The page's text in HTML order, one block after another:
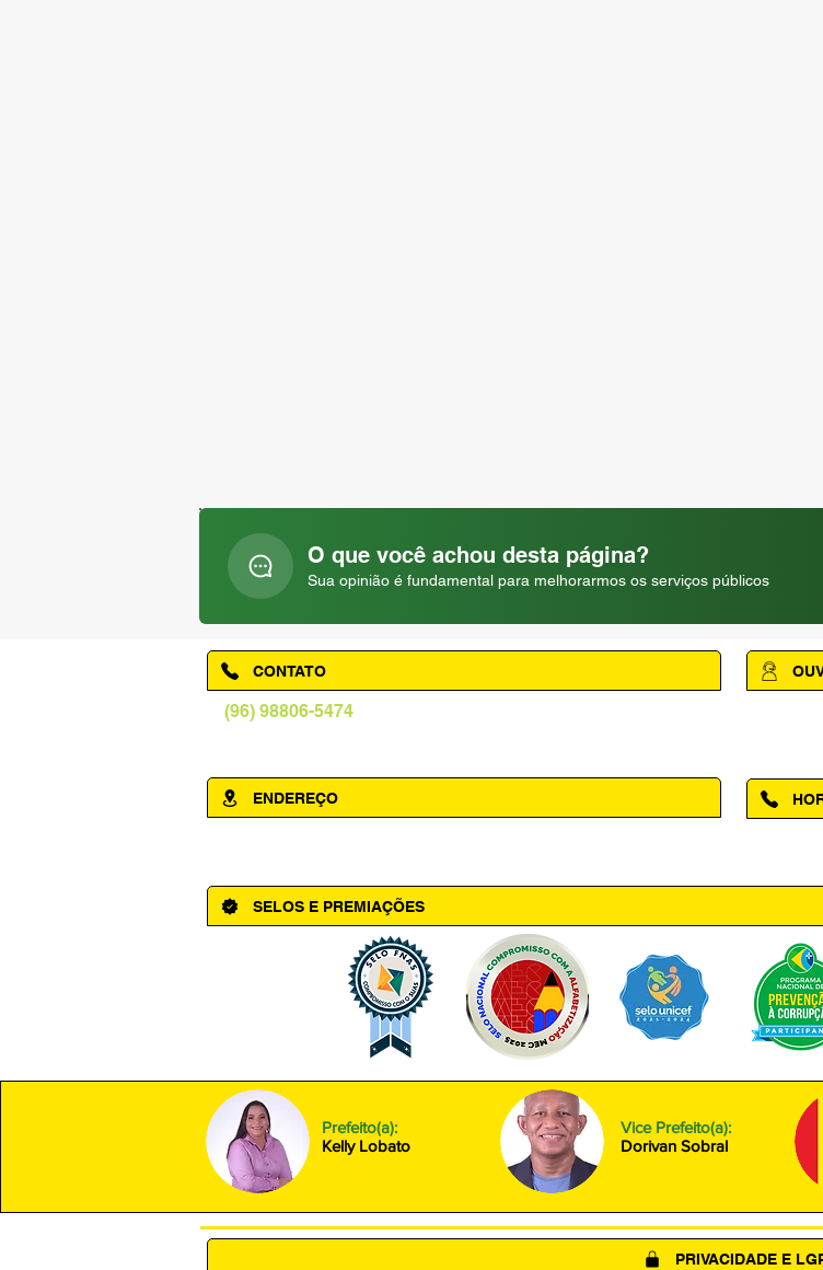
O que você achou desta página?
Sua opinião é fundamental para melhorarmos os serviços públicos
(96) 98806-5474
CONTATO
ENDEREÇO
SELOS E PREMIAÇÕES
Prefeito(a):
Kelly Lobato
Vice Prefeito(a):
Dorivan Sobral
PRIVACIDADE E